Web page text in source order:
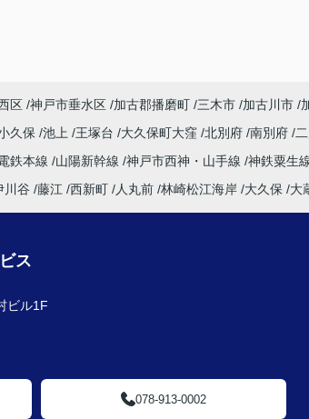
区 神戸市垂水区 加古郡播磨町 三木市 加古川市
久保 池上 王塚台 大久保町大窪 北別府 南別府
鉄本線 山陽新幹線 神戸市西神・山手線 神鉄粟生
川谷 藤江 西新町 人丸前 林崎松江海岸 大久保 大
ス
ビル1F
078-913-0002